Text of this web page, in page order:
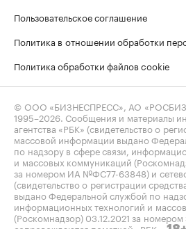
Пользовательское соглашение
Политика в отношении обработки
Политика обработки файлов cookie
© ООО «БИЗНЕСПРЕСС», АО
1995–2026 . Сообщения и материалы
агентства «РБК» (свидетельство о
массовой информации выдано
по надзору в сфере связи,
и массовых коммуникаций
за номером ИА №ФС77-63848) и
(свидетельство о регистрации
выдано Федеральной службой по
информационных технологий и
(Роскомнадзор) 03.12.2021 за